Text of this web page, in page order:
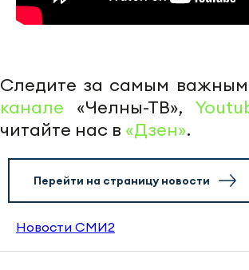
Следите за самым
канале «Челны-ТВ»,
читайте нас в «Дзен».
Перейти на страницу новости
Новости СМИ2